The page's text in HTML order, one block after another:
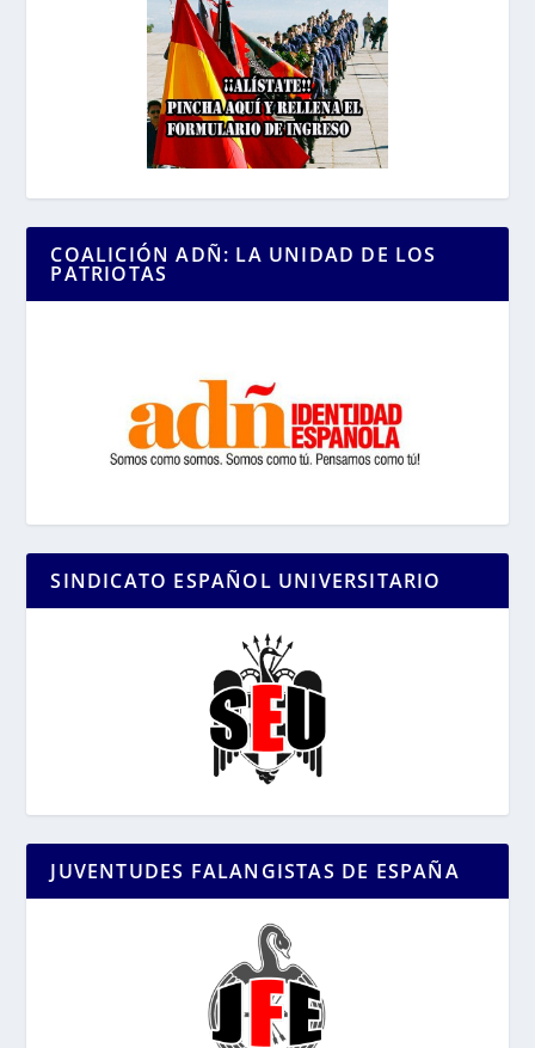
COALICIÓN ADÑ: LA UNIDAD DE LOS
PATRIOTAS
SINDICATO ESPAÑOL UNIVERSITARIO
JUVENTUDES FALANGISTAS DE ESPAÑA